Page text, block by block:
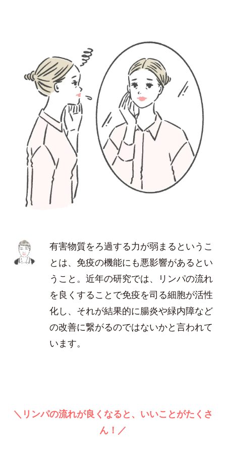
有害物質をろ過する力が弱まるというこ
とは、免疫の機能にも悪影響があるとい
うこと。近年の研究では、リンパの流れ
を良くすることで免疫を司る細胞が活性
化し、それが結果的に腸炎や緑内障など
の改善に繋がるのではないかと言われて
います。
＼リンパの流れが良くなると、いいことがたくさ
ん！／